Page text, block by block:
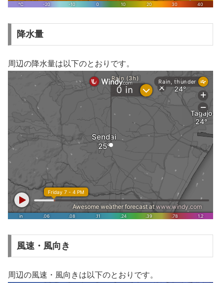
降水量
周辺の降水量は以下のとおりです。
風速・風向き
周辺の風速・風向きは以下のとおりです。